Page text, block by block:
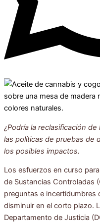
¿Podría la reclasificación
las políticas de pruebas de
los posibles impactos.
Los esfuerzos en curso
de Sustancias Controladas
preguntas e incertidumbres
disminuir en el corto plazo.
Departamento de Justicia